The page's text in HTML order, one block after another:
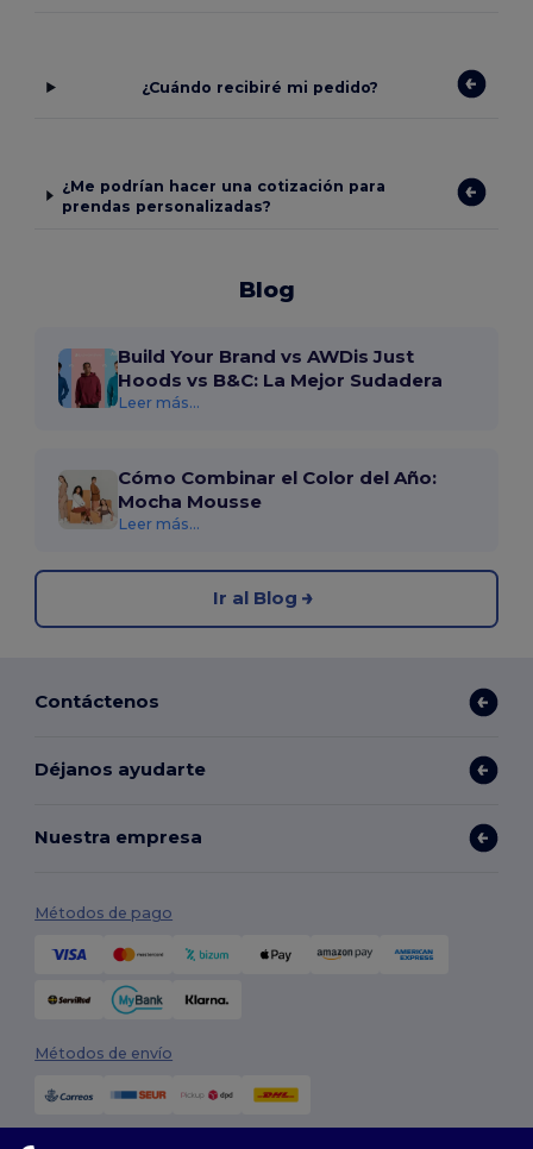
¿Cuándo recibiré mi pedido?
¿Me podrían hacer una cotización para
prendas personalizadas?
Blog
Build Your Brand vs AWDis Just
Hoods vs B&C: La Mejor Sudadera
Leer más...
Cómo Combinar el Color del Año:
Mocha Mousse
Leer más...
Ir al Blog
Contáctenos
Déjanos ayudarte
Nuestra empresa
Métodos de pago
Métodos de envío